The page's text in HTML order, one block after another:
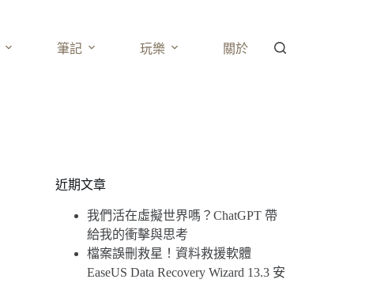
筆記 玩樂 關於
近期文章
我們活在虛擬世界嗎？ChatGPT 帶
給我的衝擊與思考
檔案誤刪救星！資料救援軟體
EaseUS Data Recovery Wizard 13.3 安